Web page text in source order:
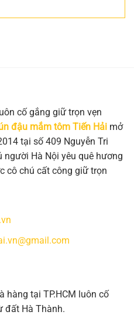
cố gắng giữ trọn vẹn
đậu mắm tôm Tiến Hải mở
tại số 409 Nguyễn Tri
người Hà Nội yêu quê hương
cô chú cất công giữ trọn
hàng tại TP.HCM luôn cố
đất Hà Thành.